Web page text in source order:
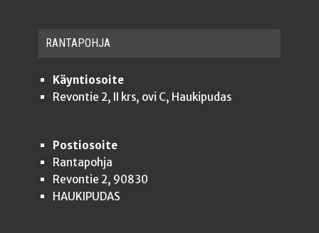
RAN­TA­POH­JA
Käyntiosoite
Revontie 2, II krs, ovi C, Haukipudas
Postiosoite
Rantapohja
Revontie 2, 90830
HAUKIPUDAS